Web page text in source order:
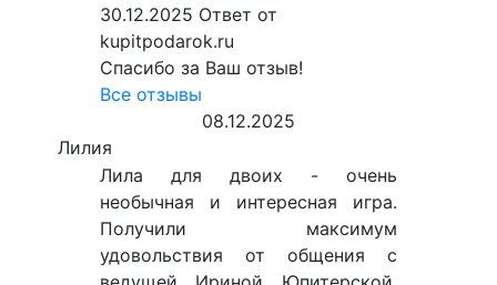
30.12.2025 Ответ от
kupitpodarok.ru
Спасибо за Ваш отзыв!
Все отзывы
08.12.2025
Лилия
Лила для двоих - очень
необычная и интересная игра.
Получили максимум
удовольствия от общения с